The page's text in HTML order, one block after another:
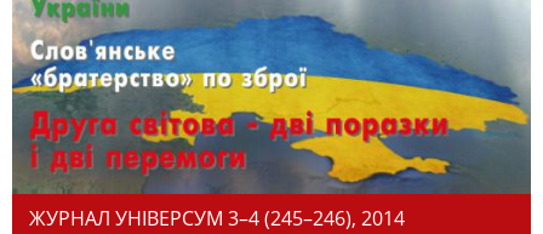
ЖУРНАЛ УНІВЕРСУМ 3–4 (245–246), 2014